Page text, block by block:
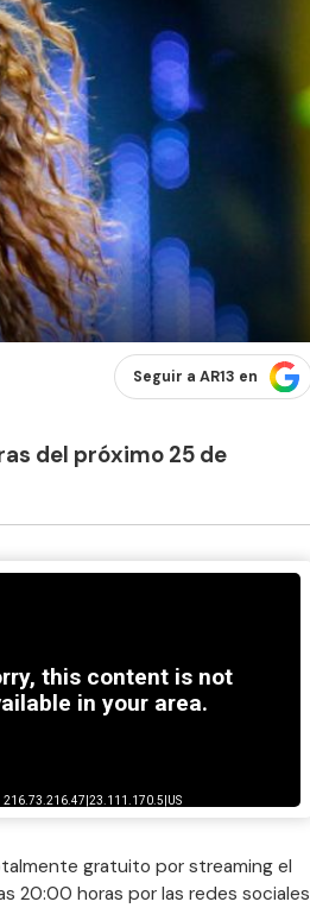
Seguir a AR13 en
del próximo 25 de
gratuito por streaming el
20:00 horas por las redes sociales